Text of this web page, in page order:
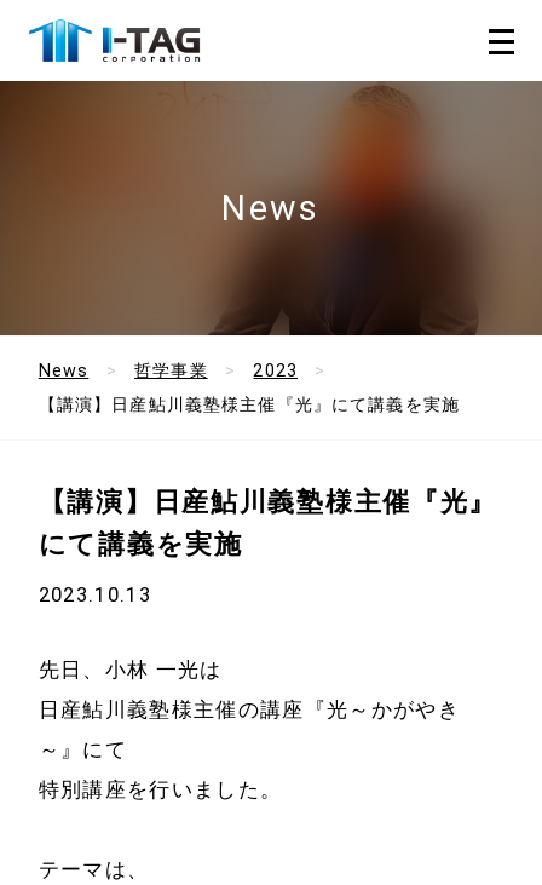
News
News 哲学事業
2023
【講演】日産鮎川義塾様主催『光』にて講義を実施
【講演】日産鮎川義塾様主催『光』
にて講義を実施
2023.10.13
先日、小林 一光は
日産鮎川義塾様主催の講座『光～かがやき
～』にて
特別講座を行いました。
テーマは、